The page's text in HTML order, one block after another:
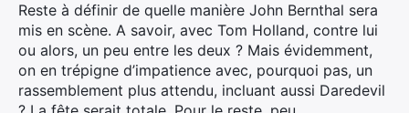
Reste à définir de quelle manière John Bernthal sera
mis en scène. A savoir, avec Tom Holland, contre lui
ou alors, un peu entre les deux ? Mais évidemment,
on en trépigne d’impatience avec, pourquoi pas, un
rassemblement plus attendu, incluant aussi Daredevil